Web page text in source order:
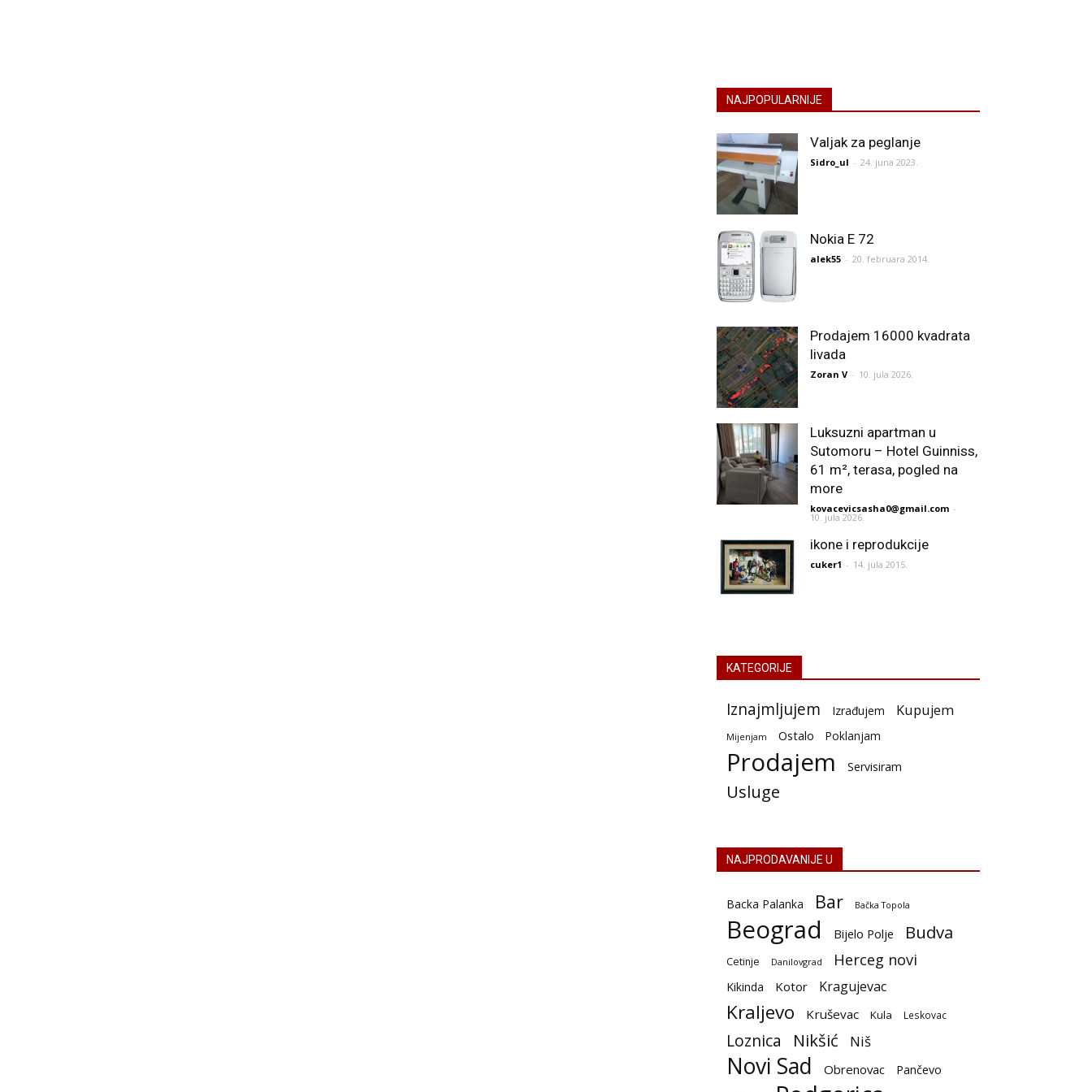
NAJPOPULARNIJE
Valjak za peglanje
Sidro_ul - 24. juna 2023.
Nokia E 72
alek55 - 20. februara 2014.
Prodajem 16000 kvadrata
livada
Zoran V - 10. jula 2026.
Luksuzni apartman u
Sutomoru – Hotel Guinniss,
61 m², terasa, pogled na
more
kovacevicsasha0@gmail.com -
10. jula 2026.
ikone i reprodukcije
cuker1 - 14. jula 2015.
KATEGORIJE
Iznajmljujem Izrađujem Kupujem
Mijenjam Ostalo Poklanjam
Prodajem Servisiram
Usluge
NAJPRODAVANIJE U
Backa Palanka Bar Bačka Topola
Beograd Bijelo Polje Budva
Cetinje Danilovgrad Herceg novi
Kikinda Kotor Kragujevac
Kraljevo Kruševac Kula Leskovac
Loznica Nikšić Niš
Novi Sad Obrenovac Pančevo